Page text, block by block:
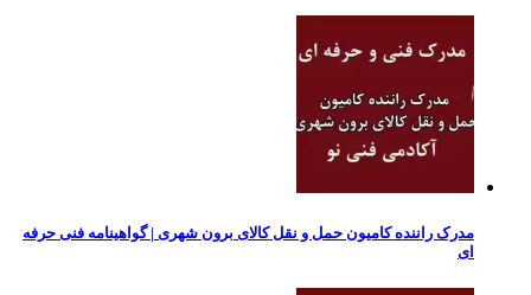
مدرک راننده کامیون حمل و نقل کالای برون شهری | گواهینامه فنی حرفه
ای